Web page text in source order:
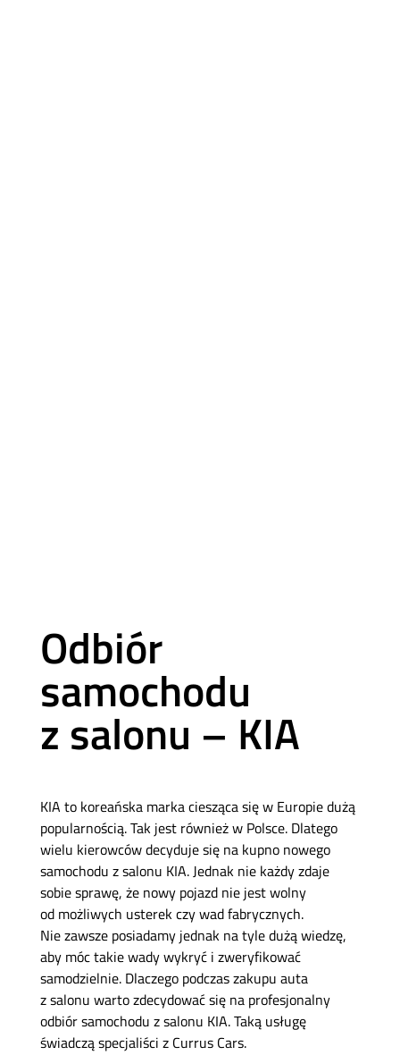
Odbiór
samochodu
z salonu – KIA
KIA to koreańska marka ciesząca się w Europie dużą
popularnością. Tak jest również w Polsce. Dlatego
wielu kierowców decyduje się na kupno nowego
samochodu z salonu KIA. Jednak nie każdy zdaje
sobie sprawę, że nowy pojazd nie jest wolny
od możliwych usterek czy wad fabrycznych.
Nie zawsze posiadamy jednak na tyle dużą wiedzę,
aby móc takie wady wykryć i zweryfikować
samodzielnie. Dlaczego podczas zakupu auta
z salonu warto zdecydować się na profesjonalny
odbiór samochodu z salonu KIA. Taką usługę
świadczą specjaliści z Currus Cars.